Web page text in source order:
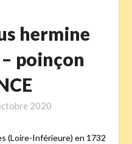
hermine
poinçon
2020
(Loire-Inférieure) en 1732